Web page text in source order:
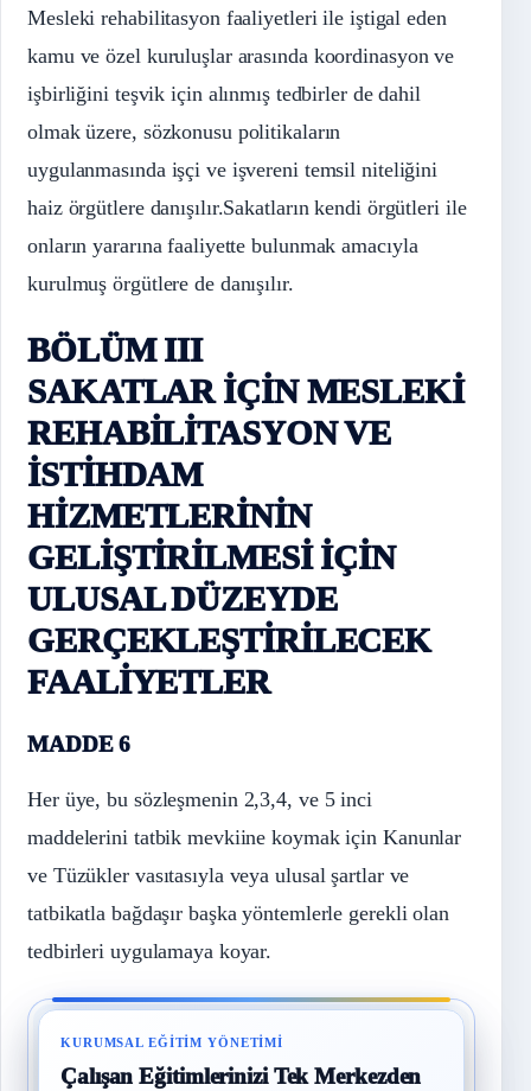
Mesleki rehabilitasyon faaliyetleri ile iştigal eden
kamu ve özel kuruluşlar arasında koordinasyon ve
işbirliğini teşvik için alınmış tedbirler de dahil
olmak üzere, sözkonusu politikaların
uygulanmasında işçi ve işvereni temsil niteliğini
haiz örgütlere danışılır.Sakatların kendi örgütleri ile
onların yararına faaliyette bulunmak amacıyla
kurulmuş örgütlere de danışılır.
BÖLÜM III
SAKATLAR İÇİN MESLEKİ
REHABİLİTASYON VE
İSTİHDAM
HİZMETLERİNİN
GELİŞTİRİLMESİ İÇİN
ULUSAL DÜZEYDE
GERÇEKLEŞTİRİLECEK
FAALİYETLER
MADDE 6
Her üye, bu sözleşmenin 2,3,4, ve 5 inci
maddelerini tatbik mevkiine koymak için Kanunlar
ve Tüzükler vasıtasıyla veya ulusal şartlar ve
tatbikatla bağdaşır başka yöntemlerle gerekli olan
tedbirleri uygulamaya koyar.
KURUMSAL EĞITIM YÖNETIMI
Çalışan Eğitimlerinizi Tek Merkezden